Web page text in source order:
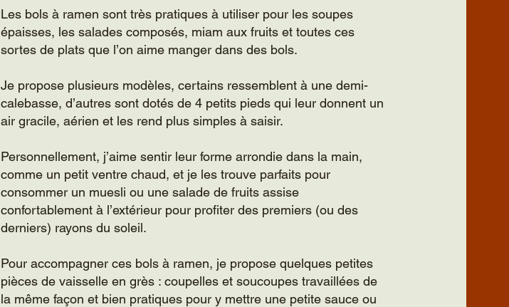
Les bols à ramen sont très pratiques à utiliser pour les soupes
épaisses, les salades composés, miam aux fruits et toutes ces
sortes de plats que l’on aime manger dans des bols.
Je propose plusieurs modèles, certains ressemblent à une demi-
calebasse, d’autres sont dotés de 4 petits pieds qui leur donnent un
air gracile, aérien et les rend plus simples à saisir.
Personnellement, j’aime sentir leur forme arrondie dans la main,
comme un petit ventre chaud, et je les trouve parfaits pour
consommer un muesli ou une salade de fruits assise
confortablement à l’extérieur pour profiter des premiers (ou des
derniers) rayons du soleil.
Pour accompagner ces bols à ramen, je propose quelques petites
pièces de vaisselle en grès : coupelles et soucoupes travaillées de
la même façon et bien pratiques pour y mettre une petite sauce ou